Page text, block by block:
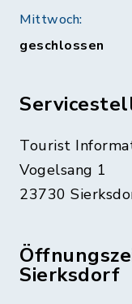
Mittwoch:
geschlossen
Tourist
Vogelsang 1
23730
Sierksdorf